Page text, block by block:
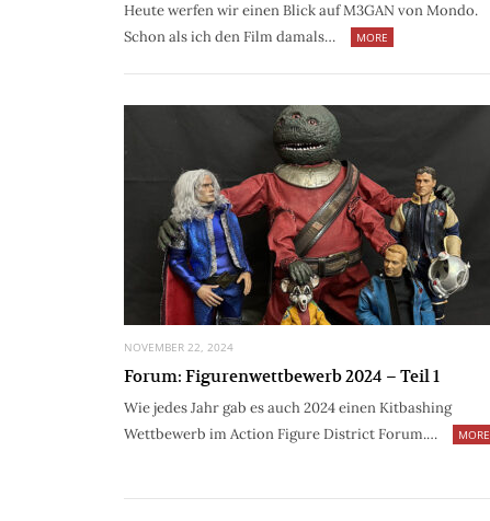
Heute werfen wir einen Blick auf M3GAN von Mondo.
Schon als ich den Film damals…
MORE
NOVEMBER 22, 2024
Forum: Figurenwettbewerb 2024 – Teil 1
Wie jedes Jahr gab es auch 2024 einen Kitbashing
Wettbewerb im Action Figure District Forum.…
MORE